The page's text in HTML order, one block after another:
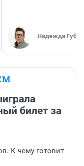
Надежда
билет за
К чему готовит